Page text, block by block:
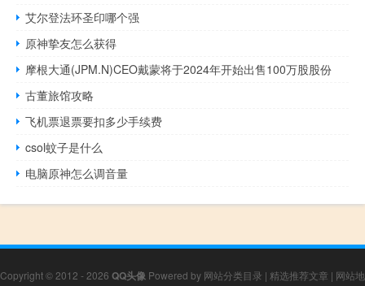
艾尔登法环圣印哪个强
原神挚友怎么获得
摩根大通(JPM.N)CEO戴蒙将于2024年开始出售100万股股份
古董旅馆攻略
飞机票退票要扣多少手续费
csol蚊子是什么
电脑原神怎么调音量
Copyright © 2012 - 2026 QQ头像 Powered by 网站分类目录 | 精选推荐文章 | 网站地